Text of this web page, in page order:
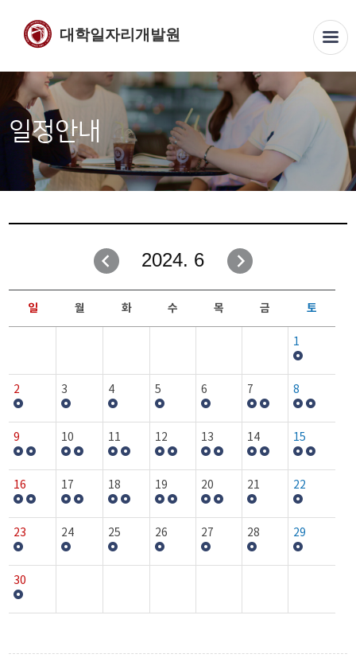
대학일자리개발원
일정안내
2024. 6
일 월 화 수 목 금 토
1
2 3 4 5 6 7 8
9 10 11 12 13 14 15
16 17 18 19 20 21 22
23 24 25 26 27 28 29
30